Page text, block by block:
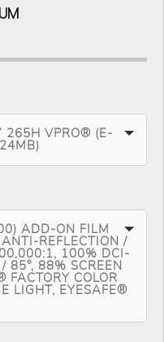
265H VPRO® (E-
ADD-ON FILM
REFLECTION /
100% DCI-
85°, 88% SCREEN
FACTORY COLOR
LIGHT, EYESAFE®